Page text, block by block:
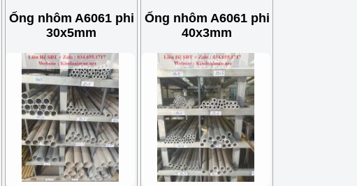
Ống nhôm A6061 phi
30x5mm
Ống nhôm A6061 phi
40x3mm